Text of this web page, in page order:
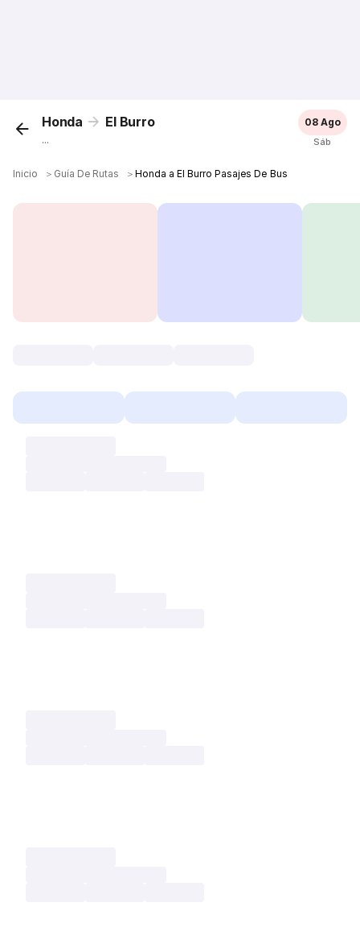
Honda El Burro
...
08 Ago
Sáb
Inicio ＞ Guía De Rutas ＞Honda a El Burro Pasajes De Bus